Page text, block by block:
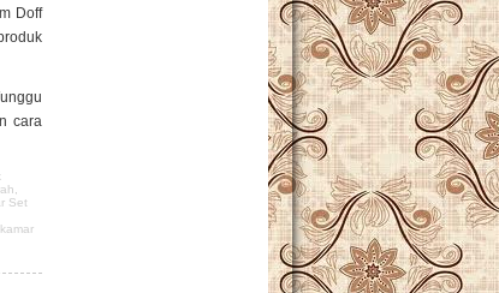
Doff
cara
Set